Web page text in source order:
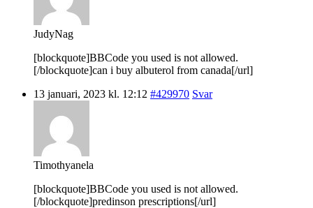
JudyNag
[blockquote]BBCode you used is not allowed.
[/blockquote]can i buy albuterol from canada[/url]
13 januari, 2023 kl. 12:12 #429970 Svar
Timothyanela
[blockquote]BBCode you used is not allowed.
[/blockquote]predinson prescriptions[/url]